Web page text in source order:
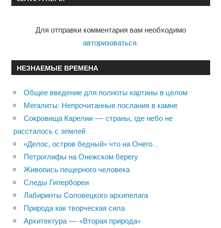
Для отправки комментария вам необходимо
авторизоваться
НЕЗНАЕМЫЕ ВРЕМЕНА
Общее введение для полноты картины в целом
Мегалиты: Непрочитанные послания в камне
Сокровища Карелии — страны, где небо не
рассталось с землей
«Делос, остров бедный» что на Онего…
Петроглифы на Онежском берегу
Живопись пещерного человека
Следы Гипербореи
Лабиринты Соловецкого архипелага
Природа как творческая сила
Архитектура — «Вторая природа»